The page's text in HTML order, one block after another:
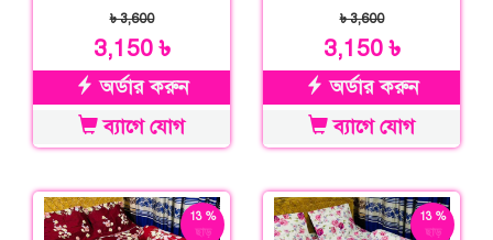
৳ 3,600
3,150 ৳
অর্ডার করুন
ব্যাগে যোগ
৳ 3,600
3,150 ৳
অর্ডার করুন
ব্যাগে যোগ
13 %
ছাড়
13 %
ছাড়